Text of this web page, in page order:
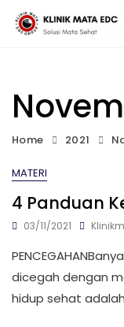
Home 2021
MATERI
4 Panduan
03/11/2021
dicegah dengan
hidup sehat adalah